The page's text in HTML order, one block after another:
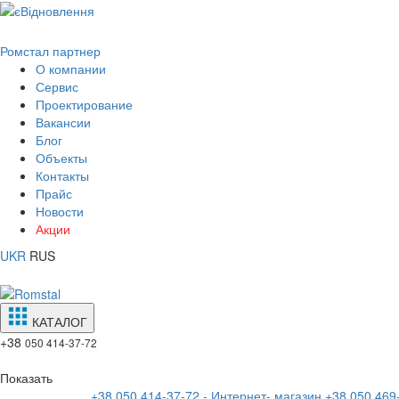
Ромстал партнер
О компании
Сервис
Проектирование
Вакансии
Блог
Объекты
Контакты
Прайс
Новости
Акции
UKR RUS
КАТАЛОГ
+38 050 414-37-72
Показать
+38 050 414-37-72 - Интернет- магазин +38 050